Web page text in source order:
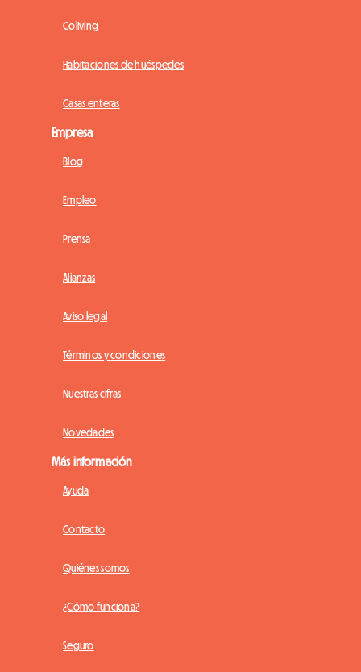
Coliving
Habitaciones de huéspedes
Casas enteras
Empresa
Blog
Empleo
Prensa
Alianzas
Aviso legal
Términos y condiciones
Nuestras cifras
Novedades
Más información
Ayuda
Contacto
Quiénes somos
¿Cómo funciona?
Seguro